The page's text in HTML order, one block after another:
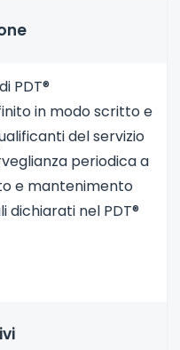
PDT®
in modo scritto e
del servizio
periodica a
e mantenimento
dichiarati nel PDT®